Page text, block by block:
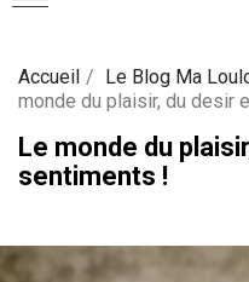
Accueil Le Blog Ma
monde du plaisir, du desir
Le monde du
sentiments !